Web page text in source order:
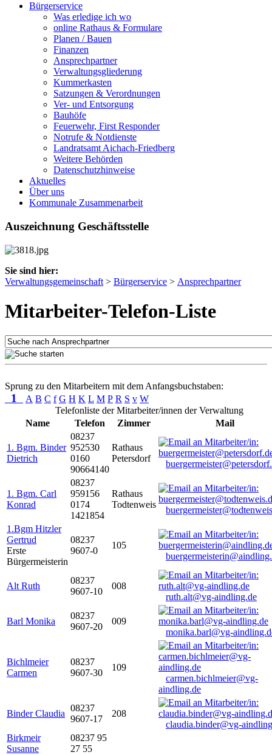
Bürgerservice
Was erledige ich wo
online Rathaus & Formulare
Planen / Bauen
Finanzen
Ansprechpartner
Verwaltungsgliederung
Kummerkasten
Satzungen & Verordnungen
Ver- und Entsorgung
Bauhöfe
Feuerwehr, First Responder
Notrufe & Notdienste
Landratsamt Aichach-Friedberg
Weitere Behörden
Datenschutzhinweise
Aktuelles
Über uns
Kommunale Zusammenarbeit
Auszeichnung Geschäftsstelle
Sie sind hier:
Verwaltungsgemeinschaft > Bürgerservice > Ansprechpartner
Mitarbeiter-Telefon-Liste
Sprung zu den Mitarbeitern mit dem Anfangsbuchstaben:
1 A B C f G H K L M P R S v W
Telefonliste der Mitarbeiter/innen der Verwaltung
Name
Telefon Zimmer Mail
1. Bgm. Binder
Dietrich
08237
952530
0160
90664140
Rathaus
Petersdorf
1. Bgm. Carl
Konrad
08237
959156
0174
1421854
Rathaus
Todtenweis
1.Bgm Hitzler
Gertrud
Erste
Bürgermeisterin
08237
9607-0
105
Alt Ruth
08237
9607-10
008
ruth.alt@vg-aindling.de
Barl Monika
08237
9607-20
009
monika.barl@vg-
Bichlmeier
Carmen
08237
9607-30
109
carmen.bichlmeier@vg-
aindling.de
Binder Claudia
08237
9607-17
208
claudia.binder@vg-
Birkmeir
Susanne
08237 95
27 55